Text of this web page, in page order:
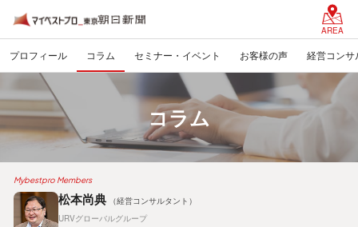
AREA
プロフィール コラム セミナー・イベント お客様の声 経営コンサ
コラム
Mybestpro Members
松本尚典
（経営コンサルタント）
URVグローバルグループ